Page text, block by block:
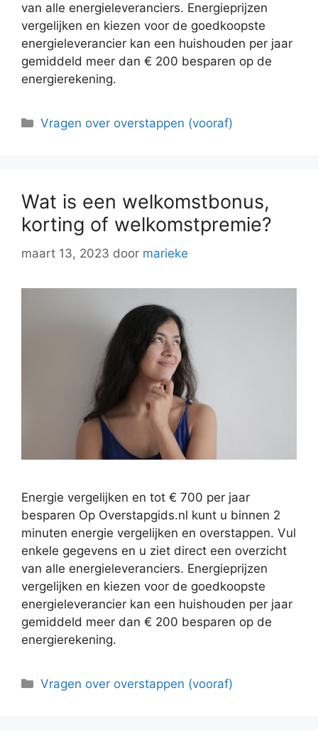
van alle energieleveranciers. Energieprijzen
vergelijken en kiezen voor de goedkoopste
energieleverancier kan een huishouden per jaar
gemiddeld meer dan € 200 besparen op de
energierekening.
Categorieën
Vragen over overstappen (vooraf)
Wat is een welkomstbonus,
korting of welkomstpremie?
maart 13, 2023 door marieke
Energie vergelijken en tot € 700 per jaar
besparen Op Overstapgids.nl kunt u binnen 2
minuten energie vergelijken en overstappen. Vul
enkele gegevens en u ziet direct een overzicht
van alle energieleveranciers. Energieprijzen
vergelijken en kiezen voor de goedkoopste
energieleverancier kan een huishouden per jaar
gemiddeld meer dan € 200 besparen op de
energierekening.
Categorieën
Vragen over overstappen (vooraf)